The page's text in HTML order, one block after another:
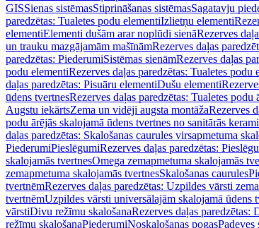
GISSienas sistēmasStiprināšanas sistēmasSagatavju
paredzētas: Tualetes podu elementiIzlietņu elementi
elementiElementi dušām arar noplūdi sienāRezerves
un trauku mazgājamām mašīnāmRezerves daļas
paredzētas: PiederumiSistēmas sienāmRezerves daļas
podu elementiRezerves daļas paredzētas: Tualetes podu
daļas paredzētas: Pisuāru elementiDušu elementi
ūdens tvertnesRezerves daļas paredzētas: Tualetes
Augstu iekārtsZema un vidēji augsta montāžaRezerves
podu ārējās skalojamā ūdens tvertnes no sanitārās
daļas paredzētas: Skalošanas caurules virsapmetuma
PiederumiPieslēgumiRezerves daļas paredzētas:
skalojamās tvertnesOmega zemapmetuma skalojamās
zemapmetuma skalojamās tvertnesSkalošanas caurules
tvertnēmRezerves daļas paredzētas: Uzpildes vārsti
tvertnēmUzpildes vārsti universālajām skalojamā ūdens
vārstiDivu režīmu skalošanaRezerves daļas paredzētas:
režīmu skalošanaPiederumiNoskalošanas pogasPadeves